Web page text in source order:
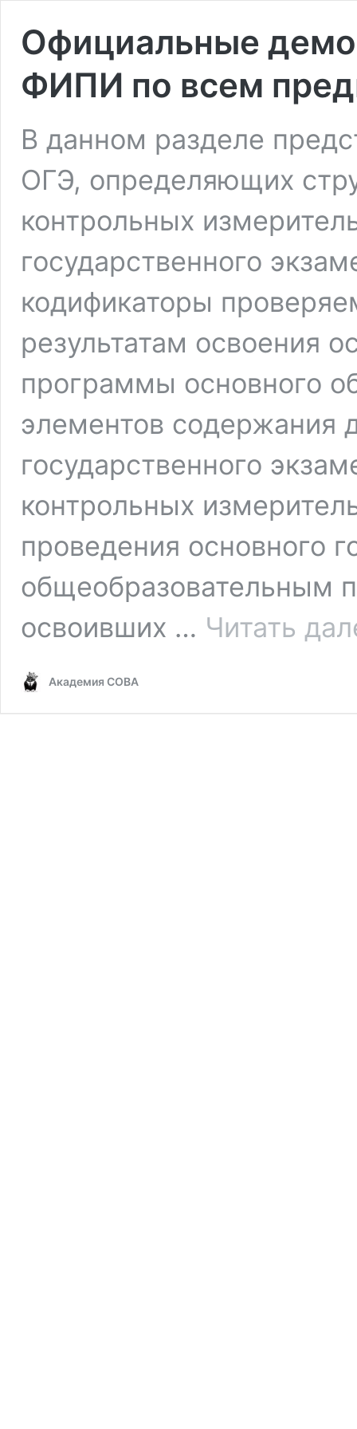
Официальные
ФИПИ по всем
В данном разделе
ОГЭ, определяющих
контрольных
государственного
кодификаторы
результатам освоения
программы основного
элементов содержания
государственного
контрольных
проведения основного
общеобразовательным
освоивших … Читать
Академия СОВА